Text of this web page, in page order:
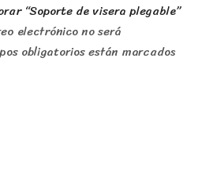
“Soporte de visera plegable”
electrónico no será
obligatorios están marcados